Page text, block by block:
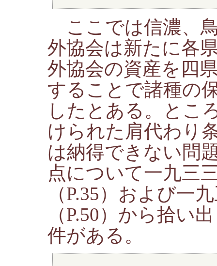
ここでは信濃、
外協会は新たに各
外協会の資産を四
することで諸種の
したとある。とこ
けられた肩代わり
は納得できない問
点について一九三
（P.35）および一
（P.50）から拾い
件がある。